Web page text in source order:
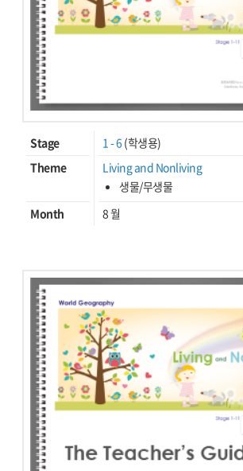
Stage 1 - 6(학생용)
Theme
Living and Nonliving
생물/무생물
Month
8 월